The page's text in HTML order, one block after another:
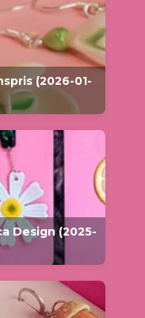
(2026-01-
Design (2025-